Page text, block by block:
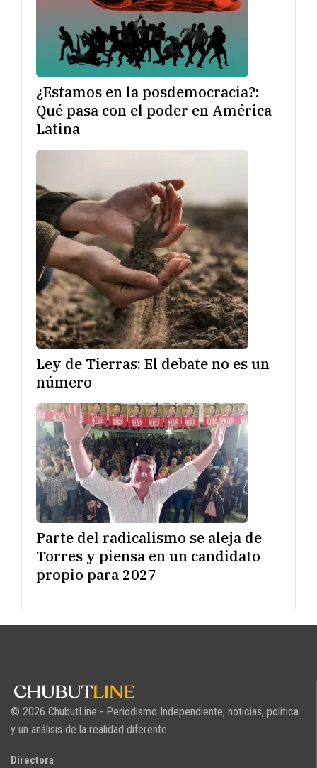
¿Estamos en la posdemocracia?:
Qué pasa con el poder en América
Latina
Ley de Tierras: El debate no es un
número
Parte del radicalismo se aleja de
Torres y piensa en un candidato
propio para 2027
© 2026 ChubutLine - Periodismo Independiente, noticias, politica
y un análisis de la realidad diferente.
Directora